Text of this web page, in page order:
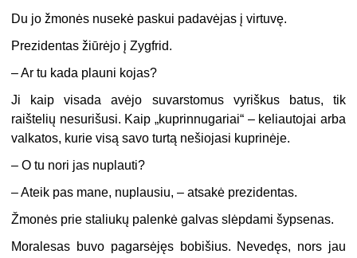
Du jo žmonės nusekė paskui padavėjas į virtuvę.
Prezidentas žiūrėjo į Zygfrid.
– Ar tu kada plauni kojas?
Ji kaip visada avėjo suvarstomus vyriškus batus, tik
raištelių nesurišusi. Kaip „kuprinnugariai“ – keliautojai arba
valkatos, kurie visą savo turtą nešiojasi kuprinėje.
– O tu nori jas nuplauti?
– Ateik pas mane, nuplausiu, – atsakė prezidentas.
Žmonės prie staliukų palenkė galvas slėpdami šypsenas.
Moralesas buvo pagarsėjęs bobišius. Nevedęs, nors jau